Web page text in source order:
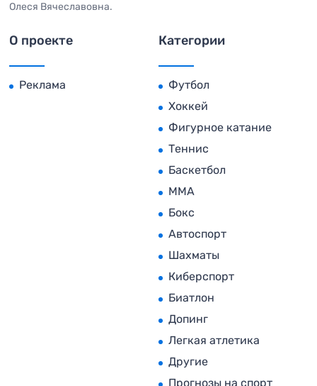
Олеся Вячеславовна.
О проекте
Реклама
Категории
Футбол
Хоккей
Фигурное катание
Теннис
Баскетбол
MMA
Бокс
Автоспорт
Шахматы
Киберспорт
Биатлон
Допинг
Легкая атлетика
Другие
Прогнозы на спорт